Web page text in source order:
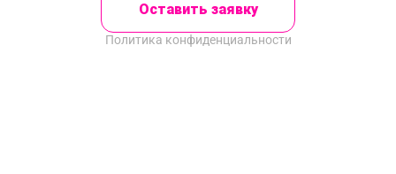
Оставить заявку
Политика конфиденциальности